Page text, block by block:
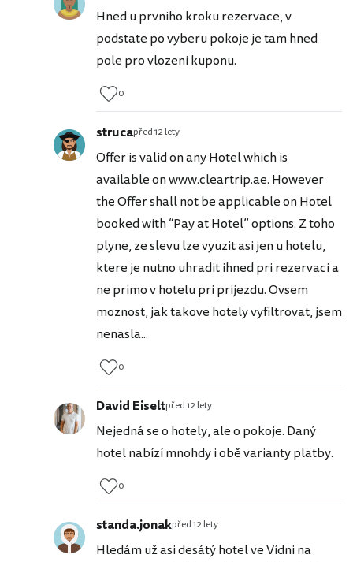
Hned u prvniho kroku rezervace, v
podstate po vyberu pokoje je tam hned
pole pro vlozeni kuponu.
0
strucapřed 12 lety
Offer is valid on any Hotel which is
available on www.cleartrip.ae. However
the Offer shall not be applicable on Hotel
booked with “Pay at Hotel” options. Z toho
plyne, ze slevu lze vyuzit asi jen u hotelu,
ktere je nutno uhradit ihned pri rezervaci a
ne primo v hotelu pri prijezdu. Ovsem
moznost, jak takove hotely vyfiltrovat, jsem
nenasla...
0
David Eiseltpřed 12 lety
Nejedná se o hotely, ale o pokoje. Daný
hotel nabízí mnohdy i obě varianty platby.
0
standa.jonakpřed 12 lety
Hledám už asi desátý hotel ve Vídni na